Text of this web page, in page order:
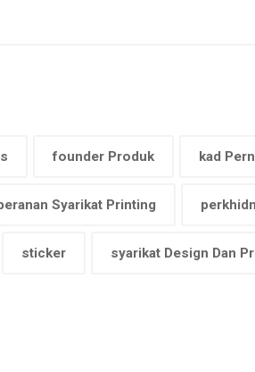
founder Produk kad
Syarikat Printing
sticker syarikat Design Dan